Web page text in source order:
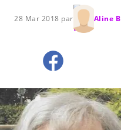
28 Mar 2018 par Aline B